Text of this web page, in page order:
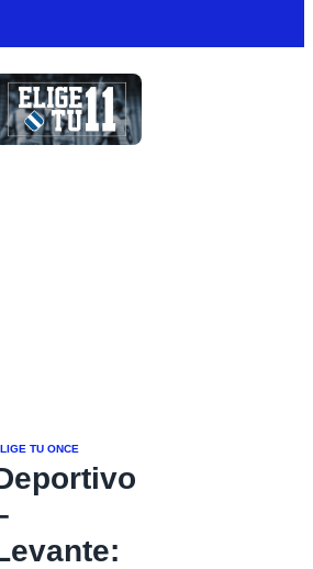
TU ONCE